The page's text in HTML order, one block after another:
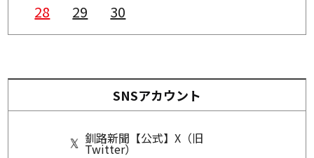
28
29 30
SNSアカウント
釧路新聞【公式】X（旧
Twitter）